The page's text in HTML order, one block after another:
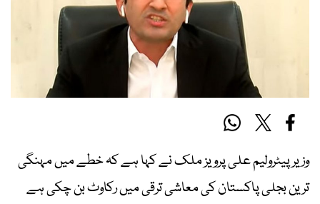
وزیر پیٹرولیم علی پرویز ملک نے کہا ہے کہ خطے میں مہنگی
ترین بجلی پاکستان کی معاشی ترقی میں رکاوٹ بن چکی ہے